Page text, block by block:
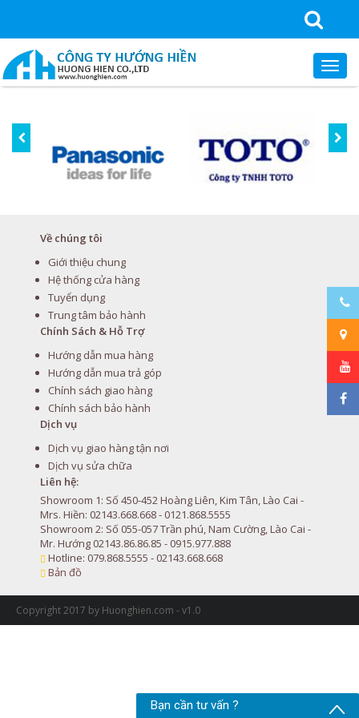
Về chúng tôi
Giới thiệu chung
Hệ thống cửa hàng
Tuyển dụng
Trung tâm bảo hành
Chính Sách & Hỗ Trợ
Hướng dẫn mua hàng
Hướng dẫn mua trả góp
Chính sách giao hàng
Chính sách bảo hành
Dịch vụ
Dịch vụ giao hàng tận nơi
Dịch vụ sửa chữa
Liên hệ:
Showroom 1: Số 450-452 Hoàng Liên, Kim Tân, Lào Cai -
Mrs. Hiền: 02143.668.668 - 0121.868.5555
Showroom 2: Số 055-057 Trần phú, Nam Cường, Lào Cai -
Mr. Hướng 02143.86.86.85 - 0915.977.888
Hotline: 079.868.5555 - 02143.668.668
Bản đồ
Copyright 2017 by Huonghien.com - v1.0
Bạn cần tư vấn ?